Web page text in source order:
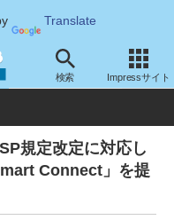
Translate
検索 Impressサイト
サービス その他
規定改定に対応し
Connect」を提